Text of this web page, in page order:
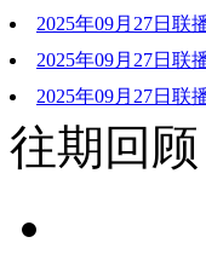
2025年09月27日联
学生快乐成长
2025年09月27日联
2025年09月27日联
服务活动
往期回顾